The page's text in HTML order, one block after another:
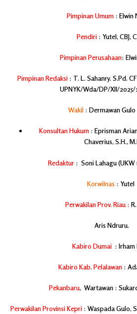
Pimpinan Umum: Elwin
Pendiri : Yutel, CBJ,
Pimpinan Perusahaan:
Pimpinan Redaksi : T. L. Sahanry. S.Pd.
UPNYK/Wda/DP/XII/
Wakil : Dermawan Gulo
Konsultan Hukum : Eprisman
Chaverius, S.H.,
Redaktur : Soni Lahagu (UKW
Korwilnas : Yutel
Perwakilan Prov. Riau :
Aris Ndruru.
Kabiro Dumai: Irham
Kabiro Kab. Pelalawan:
Pekanbaru, Wartawan :
Perwakilan Provinsi Kepri: Waspada Gulo,